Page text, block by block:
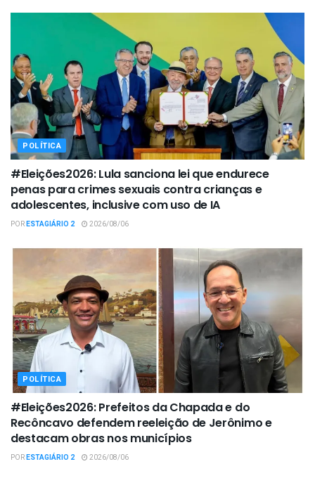
POLÍTICA
#Eleições2026: Lula sanciona lei que endurece
penas para crimes sexuais contra crianças e
adolescentes, inclusive com uso de IA
PORESTAGIÁRIO 2 2026/08/06
POLÍTICA
#Eleições2026: Prefeitos da Chapada e do
Recôncavo defendem reeleição de Jerônimo e
destacam obras nos municípios
PORESTAGIÁRIO 2 2026/08/06